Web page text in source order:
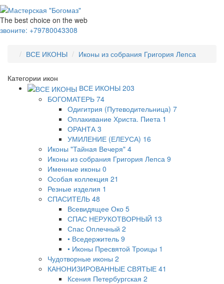
The best choice on the web
звоните: +79780043308
ВСЕ ИКОНЫ Иконы из собрания Григория Лепса
Категории икон
ВСЕ ИКОНЫ 203
БОГОМАТЕРЬ 74
Одигитрия (Путеводительница) 7
Оплакивание Христа. Пиета 1
ОРАНТА 3
УМИЛЕНИЕ (ЕЛЕУСА) 16
Иконы "Тайная Вечеря" 4
Иконы из собрания Григория Лепса 9
Именные иконы 0
Особая коллекция 21
Резные изделия 1
СПАСИТЕЛЬ 48
Всевидящее Око 5
СПАС НЕРУКОТВОРНЫЙ 13
Спас Оплечный 2
• Вседержитель 9
• Иконы Пресвятой Троицы 1
Чудотворные иконы 2
КАНОНИЗИРОВАННЫЕ СВЯТЫЕ 41
Ксения Петербургская 2